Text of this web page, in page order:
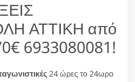
ΑΤΤΙΚΗ από
6933080081!
24 ώρες το 24ωρο